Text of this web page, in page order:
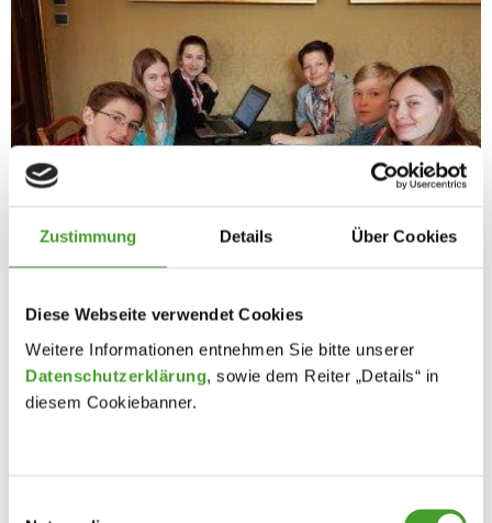
Zustimmung Details Über Cookies
Diese Webseite verwendet Cookies
Weitere Informationen entnehmen Sie bitte unserer
Datenschutzerklärung, sowie dem Reiter „Details“ in
diesem Cookiebanner.